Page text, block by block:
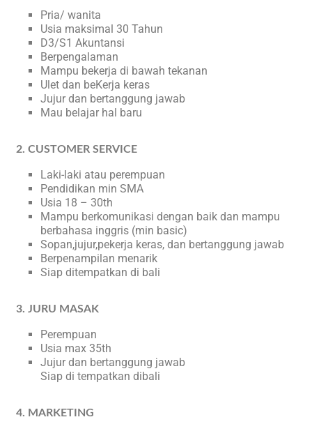
Pria/ wanita
Usia maksimal 30 Tahun
D3/S1 Akuntansi
Berpengalaman
Mampu bekerja di bawah tekanan
Ulet dan beKerja keras
Jujur dan bertanggung jawab
Mau belajar hal baru
2. CUSTOMER SERVICE
Laki-laki atau perempuan
Pendidikan min SMA
Usia 18 – 30th
Mampu berkomunikasi dengan baik dan mampu
berbahasa inggris (min basic)
Sopan,jujur,pekerja keras, dan bertanggung jawab
Berpenampilan menarik
Siap ditempatkan di bali
3. JURU MASAK
Perempuan
Usia max 35th
Jujur dan bertanggung jawab
Siap di tempatkan dibali
4. MARKETING